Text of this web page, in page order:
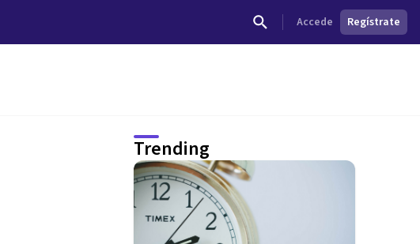
Accede Regístrate
Trending